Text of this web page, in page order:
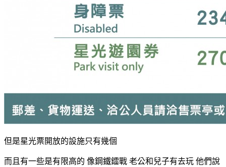
但是星光票開放的設施只有幾個
而且有一些是有限高的 像鋼鐵鐳戰 老公和兒子有去玩 他們說